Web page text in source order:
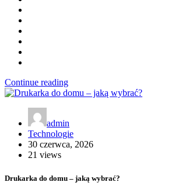
Continue reading
admin
Technologie
30 czerwca, 2026
21 views
Drukarka do domu – jaką wybrać?